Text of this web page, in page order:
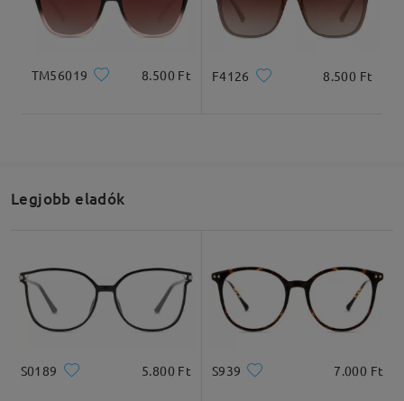
Termékméretek
Lencseszélesség
53mm/ 2.09in
Lencsemagasság
42mm/ 1.65in
Hídszélesség
17mm/ 0.67in
TM56019 8.500 Ft F4126 8.500 Ft
Legjobb eladók
S0189 5.800 Ft S939 7.000 Ft